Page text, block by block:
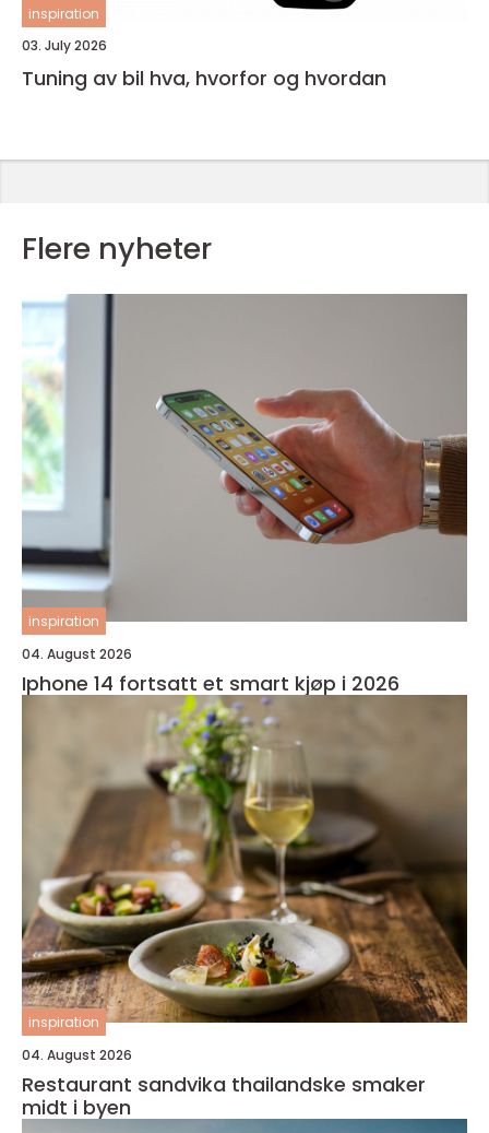
inspiration
03. July 2026
Tuning av bil hva, hvorfor og hvordan
Flere nyheter
inspiration
04. August 2026
Iphone 14 fortsatt et smart kjøp i 2026
inspiration
04. August 2026
Restaurant sandvika thailandske smaker
midt i byen